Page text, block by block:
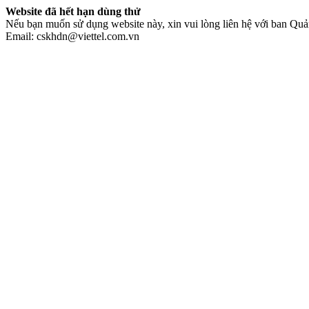
Website đã hết hạn dùng thử
Nếu bạn muốn sử dụng website này, xin vui lòng liên hệ với ban
Email: cskhdn@viettel.com.vn